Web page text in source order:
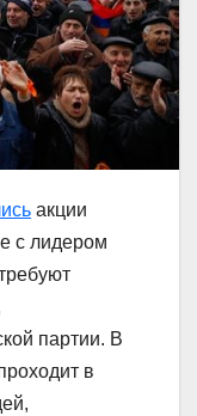
акции
с лидером
партии. В
в